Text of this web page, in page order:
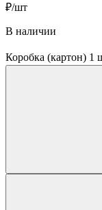
₽/шт
В наличии
Коробка (картон)